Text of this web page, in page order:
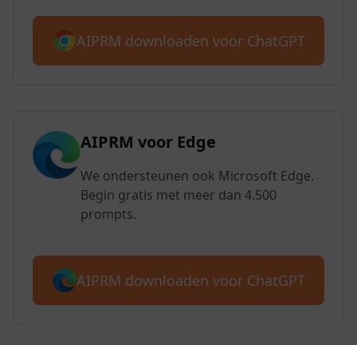
AIPRM downloaden voor ChatGPT
AIPRM voor Edge
We ondersteunen ook Microsoft Edge.
Begin gratis met meer dan 4.500
prompts.
AIPRM downloaden voor ChatGPT